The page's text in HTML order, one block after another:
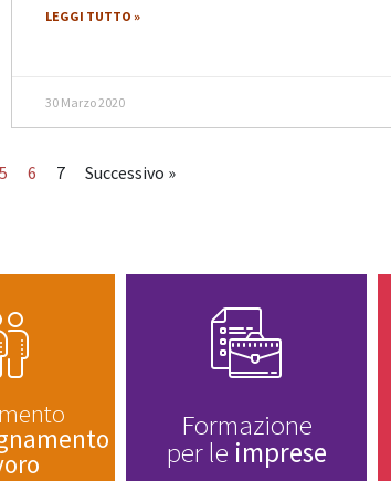
LEGGI TUTTO »
30 Marzo 2020
5 6 7 Successivo »
Formazione
per le imprese